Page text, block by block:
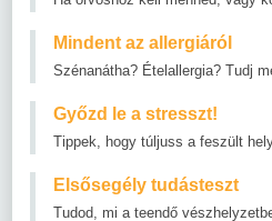
Mindent az allergiáról
Szénanátha? Ételallergia? Tudj
Győzd le a stresszt!
Tippek, hogy túljuss a feszült
Elsősegély tudásteszt
Tudod, mi a teendő